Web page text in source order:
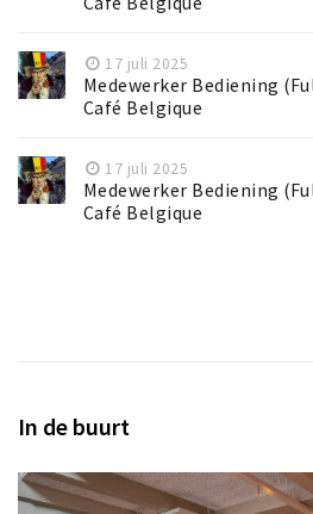
17 juli 2025
Medewerker Bediening
Café Belgique
17 juli 2025
Medewerker Bediening
Café Belgique
In de buurt